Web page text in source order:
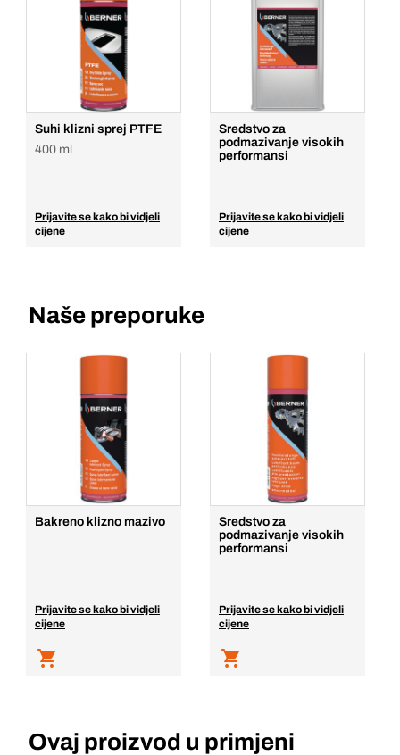
Suhi klizni sprej PTFE
400 ml
Prijavite se kako bi vidjeli
cijene
Sredstvo za
podmazivanje visokih
performansi
Prijavite se kako bi vidjeli
cijene
Naše preporuke
Bakreno klizno mazivo
Prijavite se kako bi vidjeli
cijene
Sredstvo za
podmazivanje visokih
performansi
Prijavite se kako bi vidjeli
cijene
Ovaj proizvod u primjeni